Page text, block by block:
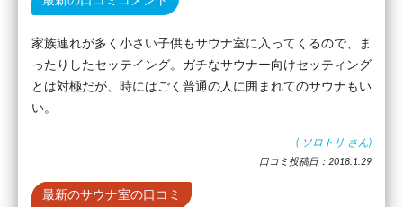
家族連れが多く小さい子供もサウナ室に入ってくるので、ま
ったりしたセッテイング。ガチなサウナー向けセッティング
とは対極だが、時にはごく普通の人に囲まれてのサウナもい
い。
( ソロトリ さん)
口コミ投稿日：2018.1.29
最新のサウナ室の口コミ